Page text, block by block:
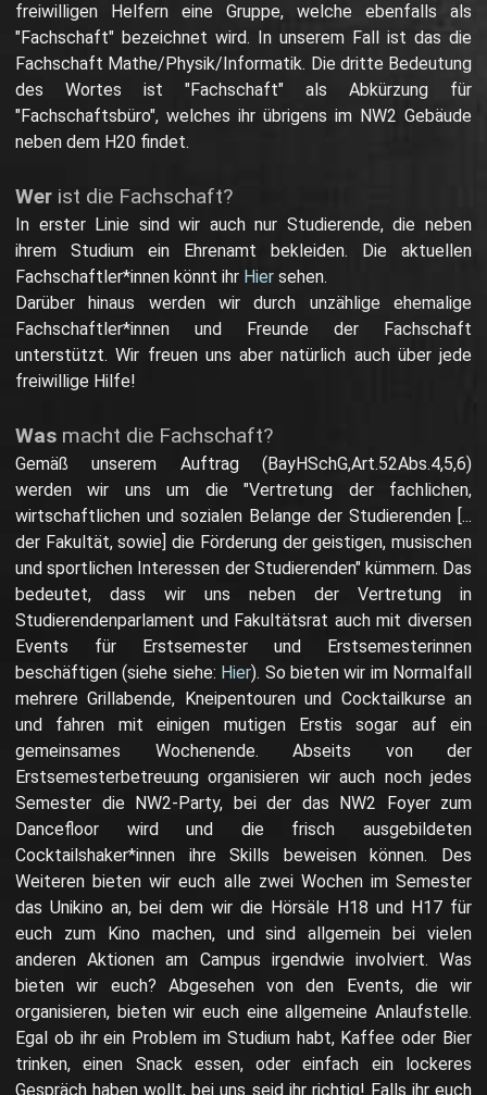
freiwilligen Helfern eine Gruppe, welche ebenfalls als
"Fachschaft" bezeichnet wird. In unserem Fall ist das die
Fachschaft Mathe/Physik/Informatik. Die dritte Bedeutung
des Wortes ist "Fachschaft" als Abkürzung für
"Fachschaftsbüro", welches ihr übrigens im NW2 Gebäude
neben dem H20 findet.
Wer ist die Fachschaft?
In erster Linie sind wir auch nur Studierende, die neben
ihrem Studium ein Ehrenamt bekleiden. Die aktuellen
Fachschaftler*innen könnt ihr Hier sehen.
Darüber hinaus werden wir durch unzählige ehemalige
Fachschaftler*innen und Freunde der Fachschaft
unterstützt. Wir freuen uns aber natürlich auch über jede
freiwillige Hilfe!
Was macht die Fachschaft?
Gemäß unserem Auftrag (BayHSchG,Art.52Abs.4,5,6)
werden wir uns um die "Vertretung der fachlichen,
wirtschaftlichen und sozialen Belange der Studierenden [...
der Fakultät, sowie] die Förderung der geistigen, musischen
und sportlichen Interessen der Studierenden" kümmern. Das
bedeutet, dass wir uns neben der Vertretung in
Studierendenparlament und Fakultätsrat auch mit diversen
Events für Erstsemester und Erstsemesterinnen
beschäftigen (siehe siehe: Hier). So bieten wir im Normalfall
mehrere Grillabende, Kneipentouren und Cocktailkurse an
und fahren mit einigen mutigen Erstis sogar auf ein
gemeinsames Wochenende. Abseits von der
Erstsemesterbetreuung organisieren wir auch noch jedes
Semester die NW2-Party, bei der das NW2 Foyer zum
Dancefloor wird und die frisch ausgebildeten
Cocktailshaker*innen ihre Skills beweisen können. Des
Weiteren bieten wir euch alle zwei Wochen im Semester
das Unikino an, bei dem wir die Hörsäle H18 und H17 für
euch zum Kino machen, und sind allgemein bei vielen
anderen Aktionen am Campus irgendwie involviert. Was
bieten wir euch? Abgesehen von den Events, die wir
organisieren, bieten wir euch eine allgemeine Anlaufstelle.
Egal ob ihr ein Problem im Studium habt, Kaffee oder Bier
trinken, einen Snack essen, oder einfach ein lockeres
Gespräch haben wollt, bei uns seid ihr richtig! Falls ihr euch